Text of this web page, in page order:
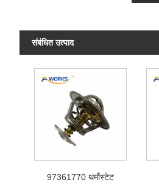
संबंधित उत्पाद
97361770 थर्मोस्टेट